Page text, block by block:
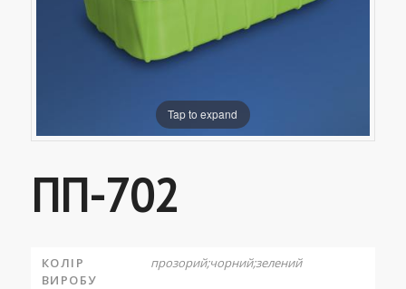
Tap to expand
ПП-702
КОЛІР
ВИРОБУ
прозорий;чорний;зелений